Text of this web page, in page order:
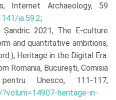
Internet Archaeology, 59
ia.59.2;
2021, The E-culture
and quantitative ambitions,
Heritage in the Digital Era.
Romania, București, Comisia
Unesco, 111-117,
heritage-in-